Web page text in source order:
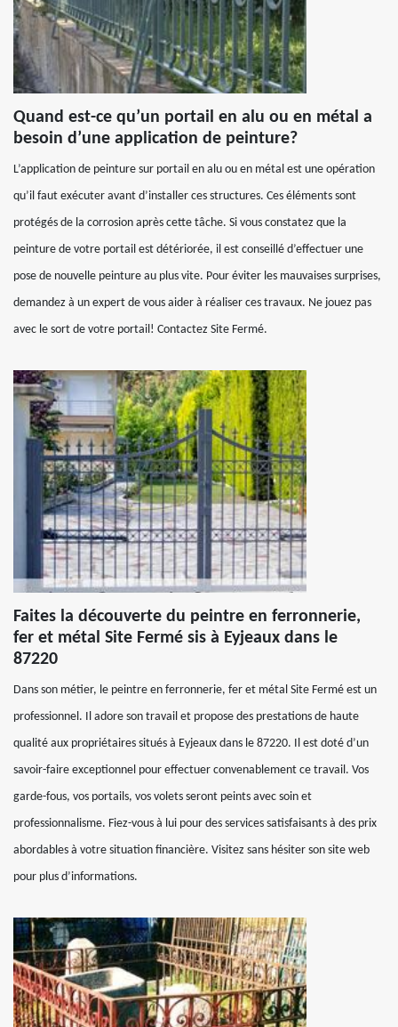
Quand est-ce qu’un portail en alu ou en métal a
besoin d’une application de peinture?
L’application de peinture sur portail en alu ou en métal est une opération
qu’il faut exécuter avant d’installer ces structures. Ces éléments sont
protégés de la corrosion après cette tâche. Si vous constatez que la
peinture de votre portail est détériorée, il est conseillé d’effectuer une
pose de nouvelle peinture au plus vite. Pour éviter les mauvaises surprises,
demandez à un expert de vous aider à réaliser ces travaux. Ne jouez pas
avec le sort de votre portail! Contactez Site Fermé.
Faites la découverte du peintre en ferronnerie,
fer et métal Site Fermé sis à Eyjeaux dans le
87220
Dans son métier, le peintre en ferronnerie, fer et métal Site Fermé est un
professionnel. Il adore son travail et propose des prestations de haute
qualité aux propriétaires situés à Eyjeaux dans le 87220. Il est doté d’un
savoir-faire exceptionnel pour effectuer convenablement ce travail. Vos
garde-fous, vos portails, vos volets seront peints avec soin et
professionnalisme. Fiez-vous à lui pour des services satisfaisants à des prix
abordables à votre situation financière. Visitez sans hésiter son site web
pour plus d’informations.